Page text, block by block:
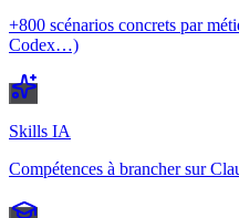
+800 scénarios concrets par
Codex…)
Skills IA
Compétences à brancher sur